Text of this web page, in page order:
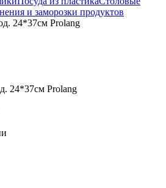
и заморозки продуктов
24*37см Prolang
24*37см Prolang